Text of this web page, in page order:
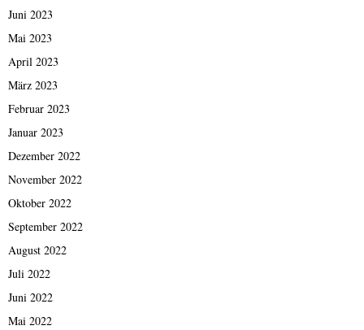
Juni 2023
Mai 2023
April 2023
März 2023
Februar 2023
Januar 2023
Dezember 2022
November 2022
Oktober 2022
September 2022
August 2022
Juli 2022
Juni 2022
Mai 2022